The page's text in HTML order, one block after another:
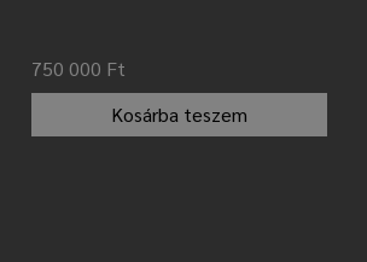
750 000 Ft
Kosárba teszem